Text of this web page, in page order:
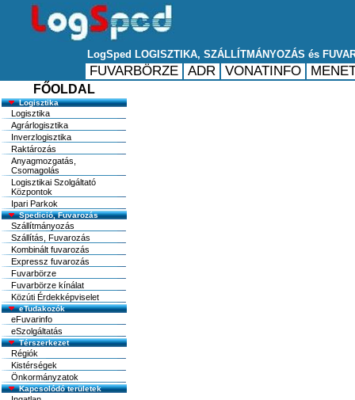
FŐOLDAL
Logisztika
Logisztika
Agrárlogisztika
Inverzlogisztika
Raktározás
Anyagmozgatás,
Csomagolás
Logisztikai Szolgáltató
Központok
Ipari Parkok
Spedició, Fuvarozás
Szállítmányozás
Szállítás, Fuvarozás
Kombinált fuvarozás
Expressz fuvarozás
Fuvarbörze
Fuvarbörze kínálat
Közúti Érdekképviselet
eTudakozók
eFuvarinfo
eSzolgáltatás
Térszerkezet
Régiók
Kistérségek
Önkormányzatok
Kapcsolódó területek